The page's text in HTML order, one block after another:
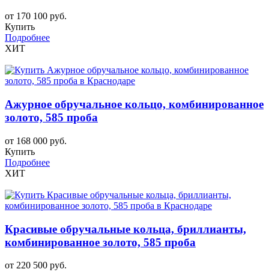
от 170 100 руб.
Купить
Подробнее
ХИТ
Ажурное обручальное кольцо, комбинированное
золото, 585 проба
от 168 000 руб.
Купить
Подробнее
ХИТ
Красивые обручальные кольца, бриллианты,
комбинированное золото, 585 проба
от 220 500 руб.